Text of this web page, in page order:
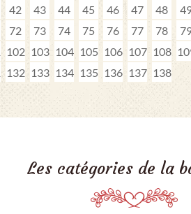
42 43 44 45 46 47 48
72 73 74 75 76 77 78
102 103 104 105 106 107 108
132 133 134 135 136 137 138
Les catégories de la